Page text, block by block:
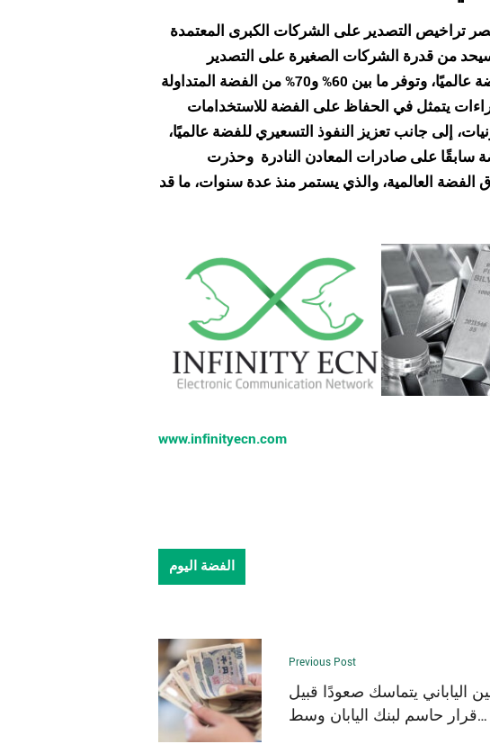
تراخيص التصدير على الشركات الكبرى المعتمدة
وبحسب تقديرات أكاديمية الفضة، تُعد الصين ثاني أكبر منتج للفضة عالميًا، وتوفر ما بين 60% و70% من الفضة المتداولة
يتمثل في الحفاظ على الفضة للاستخدامات
إلى جانب تعزيز النفوذ التسعيري للفضة عالميًا،
سابقًا على صادرات المعادن النادرةوحذرت
الفضة العالمية، والذي يستمر منذ عدة سنوات، ما قد
www.infinityecn.com
الفضة اليوم
Previous Post
الياباني يتماسك صعودًا قبيل
قرار حاسم لبنك اليابان وسط